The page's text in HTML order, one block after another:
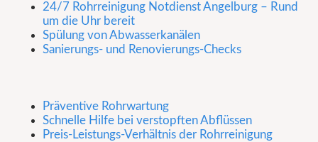
24/7 Rohrreinigung Notdienst Angelburg – Rund
um die Uhr bereit
Spülung von Abwasserkanälen
Sanierungs- und Renovierungs-Checks
Präventive Rohrwartung
Schnelle Hilfe bei verstopften Abflüssen
Preis-Leistungs-Verhältnis der Rohrreinigung